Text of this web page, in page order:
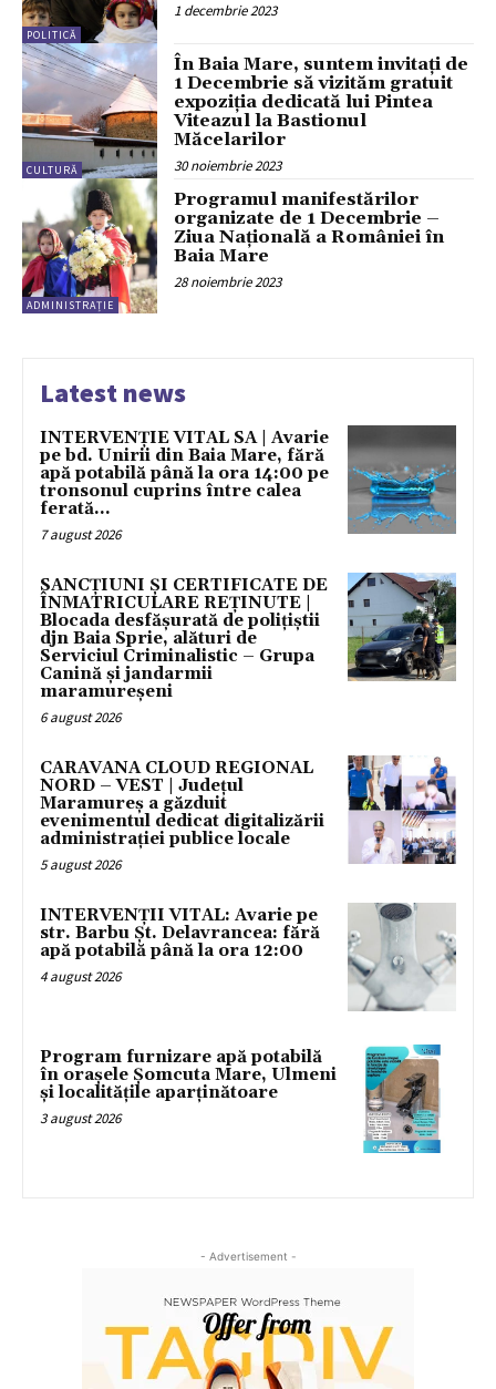
POLITICĂ
1 decembrie 2023
CULTURĂ
În Baia Mare, suntem invitați de
1 Decembrie să vizităm gratuit
expoziția dedicată lui Pintea
Viteazul la Bastionul
Măcelarilor
30 noiembrie 2023
ADMINISTRAȚIE
Programul manifestărilor
organizate de 1 Decembrie –
Ziua Națională a României în
Baia Mare
28 noiembrie 2023
Latest news
INTERVENȚIE VITAL SA | Avarie
pe bd. Unirii din Baia Mare, fără
apă potabilă până la ora 14:00 pe
tronsonul cuprins între calea
ferată...
7 august 2026
SANCȚIUNI ȘI CERTIFICATE DE
ÎNMATRICULARE REȚINUTE |
Blocada desfășurată de polițiștii
djn Baia Sprie, alături de
Serviciul Criminalistic – Grupa
Canină și jandarmii
maramureșeni
6 august 2026
CARAVANA CLOUD REGIONAL
NORD – VEST | Județul
Maramureș a găzduit
evenimentul dedicat digitalizării
administrației publice locale
5 august 2026
INTERVENȚII VITAL: Avarie pe
str. Barbu Șt. Delavrancea: fără
apă potabilă până la ora 12:00
4 august 2026
Program furnizare apă potabilă
în orașele Șomcuta Mare, Ulmeni
și localitățile aparținătoare
3 august 2026
- Advertisement -